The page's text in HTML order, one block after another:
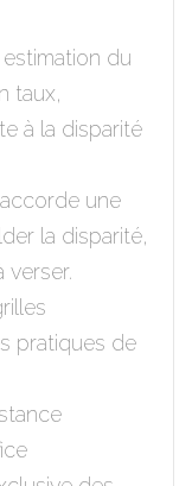
du
taux,
à la disparité
accorde une
la disparité,
verser.
pratiques de